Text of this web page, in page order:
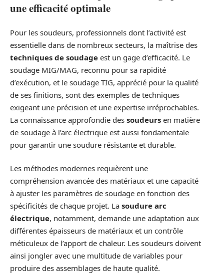
une efficacité optimale
Pour les soudeurs, professionnels dont l’activité est
essentielle dans de nombreux secteurs, la maîtrise des
techniques de soudage est un gage d’efficacité. Le
soudage MIG/MAG, reconnu pour sa rapidité
d’exécution, et le soudage TIG, apprécié pour la qualité
de ses finitions, sont des exemples de techniques
exigeant une précision et une expertise irréprochables.
La connaissance approfondie des soudeurs en matière
de soudage à l’arc électrique est aussi fondamentale
pour garantir une soudure résistante et durable.
Les méthodes modernes requièrent une
compréhension avancée des matériaux et une capacité
à ajuster les paramètres de soudage en fonction des
spécificités de chaque projet. La soudure arc
électrique, notamment, demande une adaptation aux
différentes épaisseurs de matériaux et un contrôle
méticuleux de l’apport de chaleur. Les soudeurs doivent
ainsi jongler avec une multitude de variables pour
produire des assemblages de haute qualité.